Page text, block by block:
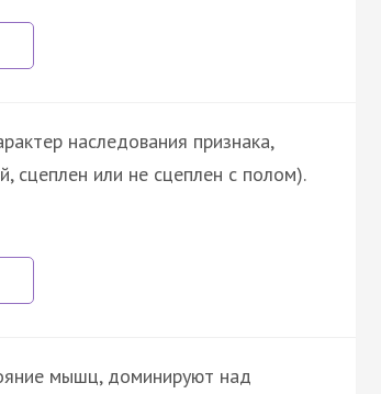
наследования признака,
сцеплен или не сцеплен с полом).
мышц, доминируют над